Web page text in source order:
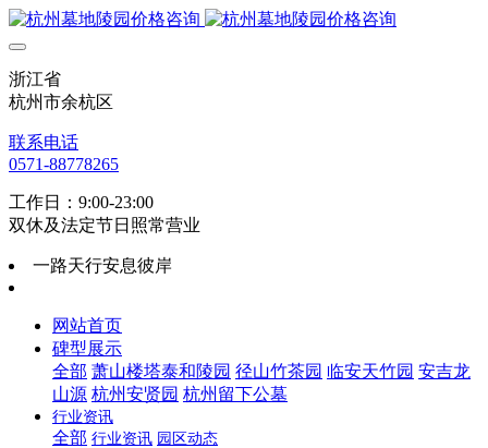
浙江省
杭州市余杭区
联系电话
0571-88778265
工作日：9:00-23:00
双休及法定节日照常营业
一路天行安息彼岸
网站首页
碑型展示
全部 萧山楼塔泰和陵园 径山竹茶园 临安天竹园 安吉龙
山源 杭州安贤园 杭州留下公墓
行业资讯
全部 行业资讯 园区动态